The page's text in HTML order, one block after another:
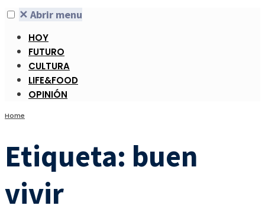
✕ Abrir menu
HOY
FUTURO
CULTURA
LIFE&FOOD
OPINIÓN
Home
Etiqueta: buen
vivir